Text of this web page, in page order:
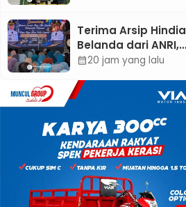
Terima Arsip Hindia
Belanda dari ANRI,
Pemkab Kebumen
Sejarah, Geopark,
Pertanian
calendar_month20 jam yang lalu